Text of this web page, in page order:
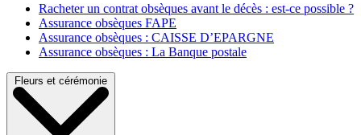
Racheter un contrat obsèques avant le décès : est-ce possible ?
Assurance obsèques FAPE
Assurance obsèques : CAISSE D’EPARGNE
Assurance obsèques : La Banque postale
Fleurs et cérémonie